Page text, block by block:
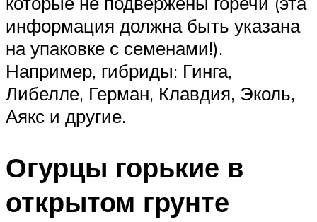
информация должна быть указана
на упаковке с семенами!).
Например, гибриды: Гинга,
Либелле, Герман, Клавдия, Эколь,
Аякс и другие.
Огурцы горькие в
открытом грунте